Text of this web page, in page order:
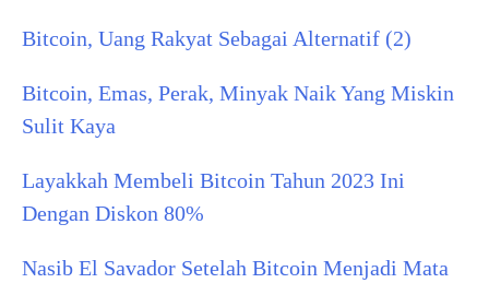
Bitcoin, Uang Rakyat Sebagai Alternatif (2)
Bitcoin, Emas, Perak, Minyak Naik Yang Miskin
Sulit Kaya
Layakkah Membeli Bitcoin Tahun 2023 Ini
Dengan Diskon 80%
Nasib El Savador Setelah Bitcoin Menjadi Mata